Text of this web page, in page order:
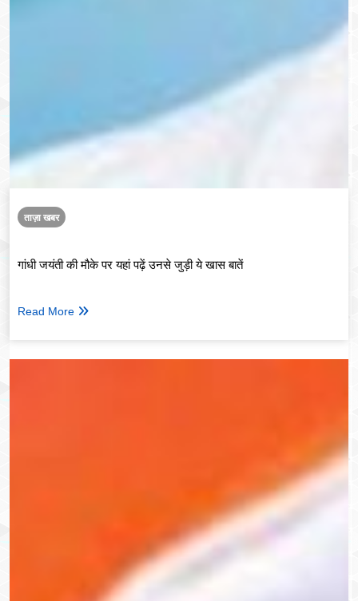
ताज़ा खबर
गांधी जयंती की मौके पर यहां पढ़ें उनसे जुड़ी ये खास बातें
Read More